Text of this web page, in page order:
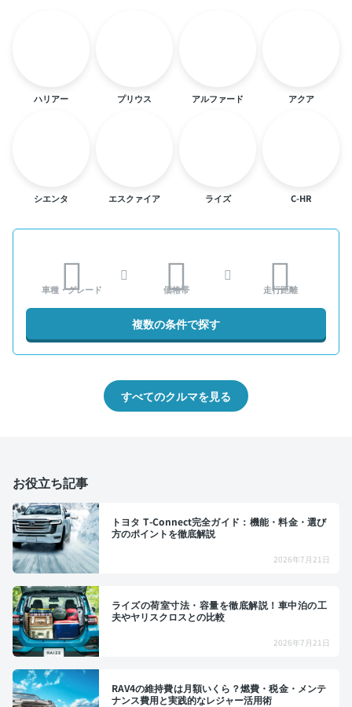
ハリアー プリウス アルファード アクア
シエンタ エスクァイア ライズ C-HR
車種・グレード 価格帯 走行距離
複数の条件で探す
すべてのクルマを見る
お役立ち記事
トヨタ T-Connect完全ガイド：機能・料金・選び
方のポイントを徹底解説
2026年7月21日
ライズの荷室寸法・容量を徹底解説！車中泊の工
夫やヤリスクロスとの比較
2026年7月21日
RAV4の維持費は月額いくら？燃費・税金・メンテ
ナンス費用と実践的なレジャー活用術